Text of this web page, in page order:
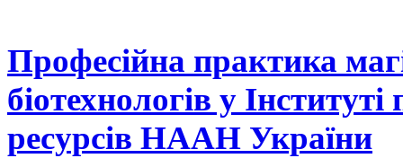
Професійна практика
біотехнологів у
ресурсів НААН України